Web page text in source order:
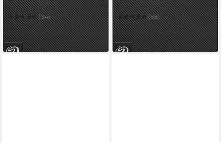
HDD-Festplatte
(34)
ab 195,16 €
17,82 €mtl. in 12 Raten
in 2-3 Werktagen bei dir
HDD-Festplatte
(55)
ab 212,90 €
19,44 €mtl. in 12 Raten
in 5-6 Werktagen bei dir